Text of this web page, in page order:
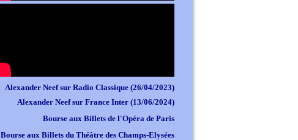
Alexander Neef sur Radio Classique (26/04/2023)
Alexander Neef sur France Inter (13/06/2024)
Bourse aux Billets de l'Opéra de Paris
Bourse aux Billets du Théâtre des Champs-Elysées